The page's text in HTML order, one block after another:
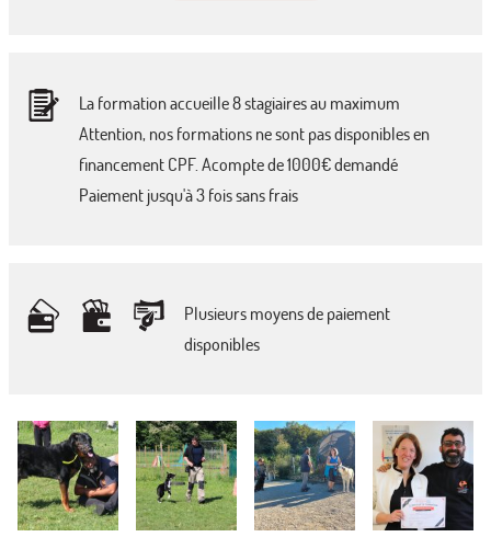
La formation accueille 8 stagiaires au maximum
Attention, nos formations ne sont pas disponibles en
financement CPF. Acompte de 1000€ demandé
Paiement jusqu'à 3 fois sans frais
Plusieurs moyens de paiement
disponibles